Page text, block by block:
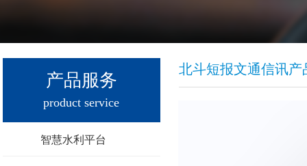
北斗短报文通信讯
产品服务
product service
智慧水利平台